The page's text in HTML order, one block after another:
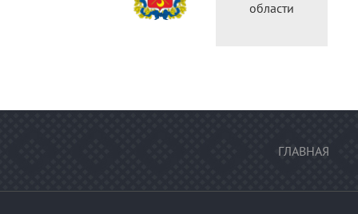
области
ГЛАВНАЯ